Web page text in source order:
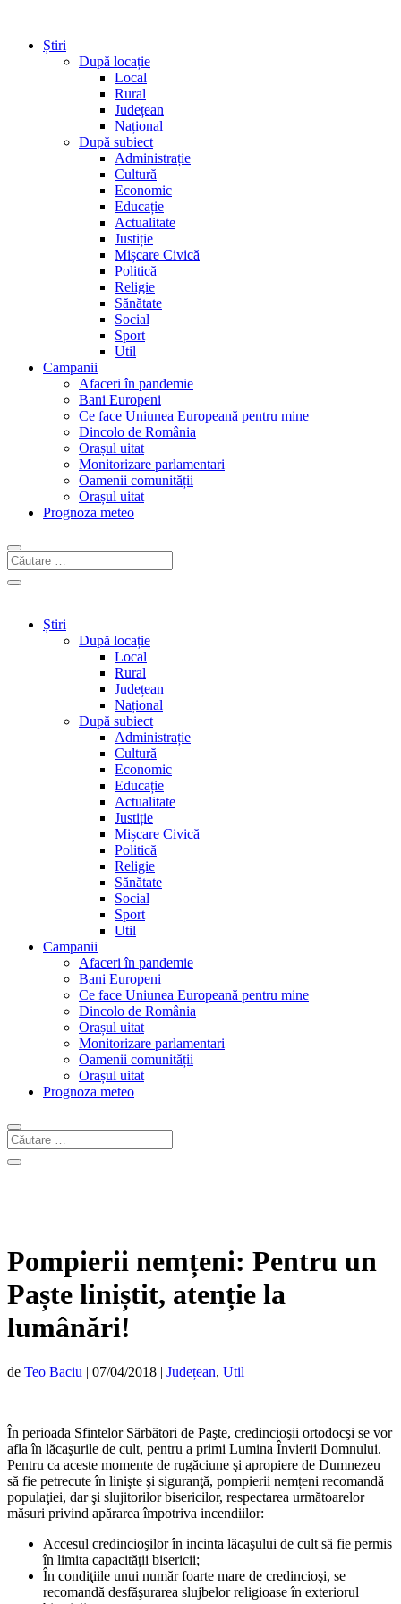
Știri
După locație
Local
Rural
Județean
Național
După subiect
Administrație
Cultură
Economic
Educație
Actualitate
Justiție
Mișcare Civică
Politică
Religie
Sănătate
Social
Sport
Util
Campanii
Afaceri în pandemie
Bani Europeni
Ce face Uniunea Europeană pentru mine
Dincolo de România
Orașul uitat
Monitorizare parlamentari
Oamenii comunității
Orașul uitat
Prognoza meteo
Știri
După locație
Local
Rural
Județean
Național
După subiect
Administrație
Cultură
Economic
Educație
Actualitate
Justiție
Mișcare Civică
Politică
Religie
Sănătate
Social
Sport
Util
Campanii
Afaceri în pandemie
Bani Europeni
Ce face Uniunea Europeană pentru mine
Dincolo de România
Orașul uitat
Monitorizare parlamentari
Oamenii comunității
Orașul uitat
Prognoza meteo
Pompierii nemțeni: Pentru un
Paște liniștit, atenție la
lumânări!
de Teo Baciu | 07/04/2018 | Județean, Util
În perioada Sfintelor Sărbători de Paşte, credincioşii ortodocşi se vor
afla în lăcaşurile de cult, pentru a primi Lumina Învierii Domnului.
Pentru ca aceste momente de rugăciune şi apropiere de Dumnezeu
să fie petrecute în linişte şi siguranţă, pompierii nemțeni recomandă
populaţiei, dar şi slujitorilor bisericilor, respectarea următoarelor
măsuri privind apărarea împotriva incendiilor:
Accesul credincioşilor în incinta lăcaşului de cult să fie permis
în limita capacităţii bisericii;
În condiţiile unui număr foarte mare de credincioşi, se
recomandă desfăşurarea slujbelor religioase în exteriorul